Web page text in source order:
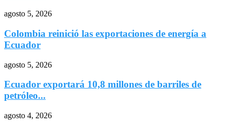
agosto 5, 2026
Colombia reinició las exportaciones de energía a
Ecuador
agosto 5, 2026
Ecuador exportará 10,8 millones de barriles de
petróleo...
agosto 4, 2026